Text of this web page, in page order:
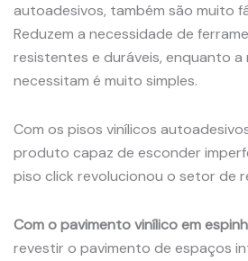
autoadesivos, também são muito
Reduzem a necessidade de
resistentes e duráveis, enquanto
necessitam é muito simples.
Com os pisos vinílicos
produto capaz de esconder
piso click revolucionou o setor de
Com o pavimento vinílico em
revestir o pavimento de espaços